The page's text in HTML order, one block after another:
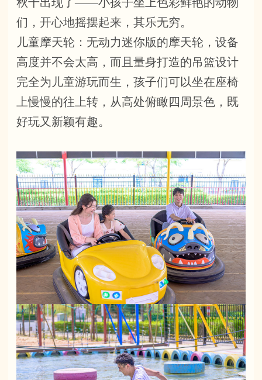
们，开心地摇摆起来，其乐无穷。
儿童摩天轮：无动力迷你版的摩天轮，设备
高度并不会太高，而且量身打造的吊篮设计
完全为儿童游玩而生，孩子们可以坐在座椅
上慢慢的往上转，从高处俯瞰四周景色，既
好玩又新颖有趣。